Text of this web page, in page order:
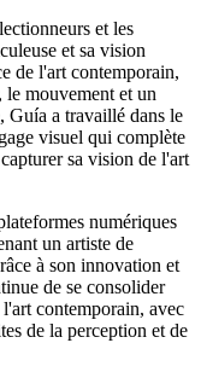
et les
et sa vision
de l'art contemporain,
le mouvement et un
Guía a travaillé dans le
visuel qui complète
sa vision de l'art
numériques
un artiste de
à son innovation et
de se consolider
contemporain, avec
de la perception et de